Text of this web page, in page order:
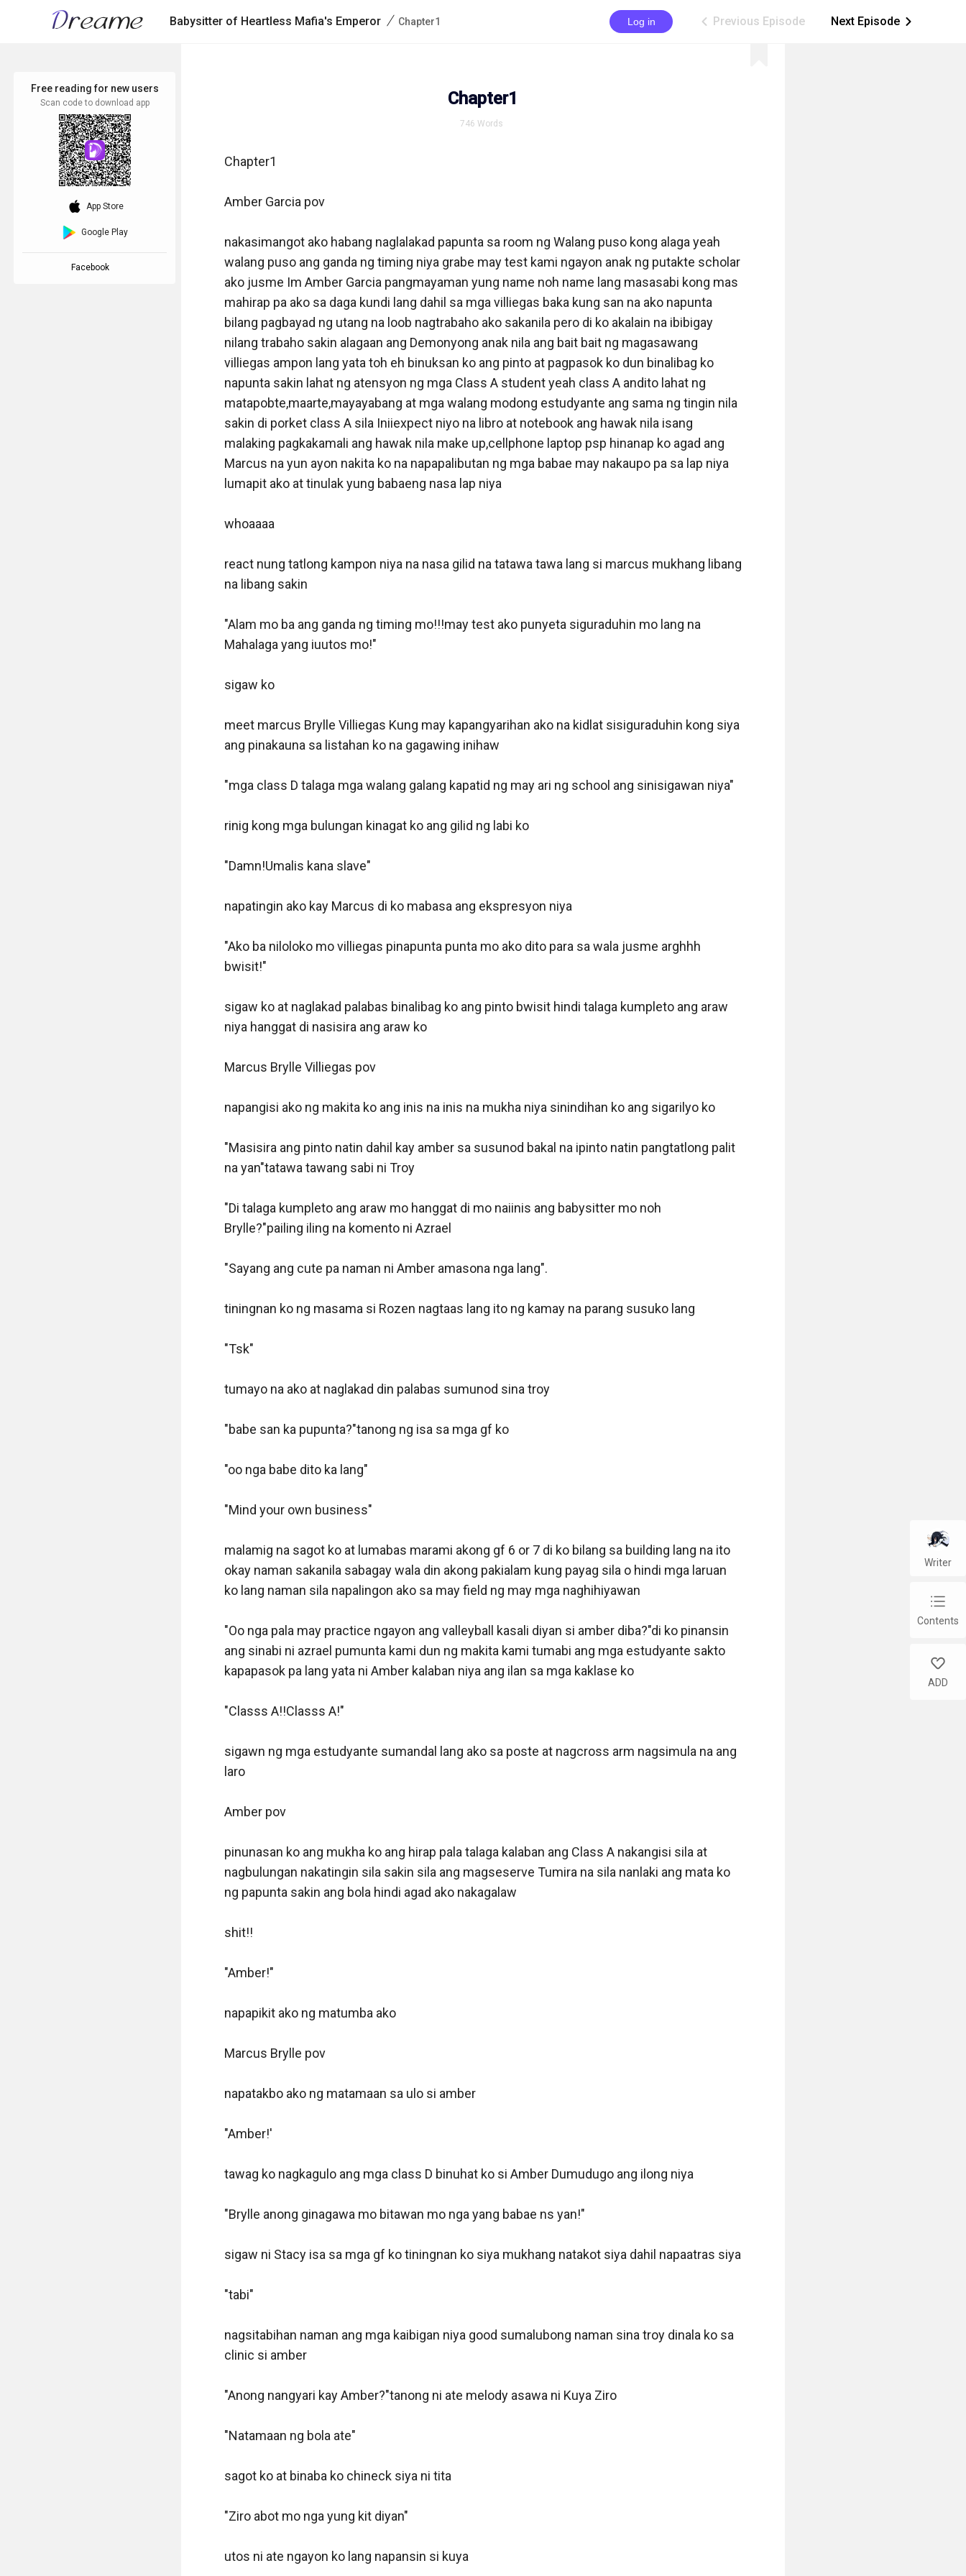
Babysitter of Heartless Mafia's Emperor / Chapter1 Log in ic_arrow_left Previous Episode Next Episode ic_arrow_right
Chapter1
746 Words
Chapter1
Amber Garcia pov
nakasimangot ako habang naglalakad papunta sa room ng Walang puso kong alaga yeah
walang puso ang ganda ng timing niya grabe may test kami ngayon anak ng putakte scholar
ako jusme Im Amber Garcia pangmayaman yung name noh name lang masasabi kong mas
mahirap pa ako sa daga kundi lang dahil sa mga villiegas baka kung san na ako napunta
bilang pagbayad ng utang na loob nagtrabaho ako sakanila pero di ko akalain na ibibigay
nilang trabaho sakin alagaan ang Demonyong anak nila ang bait bait ng magasawang
villiegas ampon lang yata toh eh binuksan ko ang pinto at pagpasok ko dun binalibag ko
napunta sakin lahat ng atensyon ng mga Class A student yeah class A andito lahat ng
matapobte,maarte,mayayabang at mga walang modong estudyante ang sama ng tingin nila
sakin di porket class A sila Iniiexpect niyo na libro at notebook ang hawak nila isang
malaking pagkakamali ang hawak nila make up,cellphone laptop psp hinanap ko agad ang
Marcus na yun ayon nakita ko na napapalibutan ng mga babae may nakaupo pa sa lap niya
lumapit ako at tinulak yung babaeng nasa lap niya
whoaaaa
react nung tatlong kampon niya na nasa gilid na tatawa tawa lang si marcus mukhang libang
na libang sakin
"Alam mo ba ang ganda ng timing mo!!!may test ako punyeta siguraduhin mo lang na
Mahalaga yang iuutos mo!"
sigaw ko
meet marcus Brylle Villiegas Kung may kapangyarihan ako na kidlat sisiguraduhin kong siya
ang pinakauna sa listahan ko na gagawing inihaw
"mga class D talaga mga walang galang kapatid ng may ari ng school ang sinisigawan niya"
rinig kong mga bulungan kinagat ko ang gilid ng labi ko
"Damn!Umalis kana slave"
napatingin ako kay Marcus di ko mabasa ang ekspresyon niya
"Ako ba niloloko mo villiegas pinapunta punta mo ako dito para sa wala jusme arghhh
bwisit!"
sigaw ko at naglakad palabas binalibag ko ang pinto bwisit hindi talaga kumpleto ang araw
niya hanggat di nasisira ang araw ko
Marcus Brylle Villiegas pov
napangisi ako ng makita ko ang inis na inis na mukha niya sinindihan ko ang sigarilyo ko
"Masisira ang pinto natin dahil kay amber sa susunod bakal na ipinto natin pangtatlong palit
na yan"tatawa tawang sabi ni Troy
"Di talaga kumpleto ang araw mo hanggat di mo naiinis ang babysitter mo noh
Brylle?"pailing iling na komento ni Azrael
"Sayang ang cute pa naman ni Amber amasona nga lang".
tiningnan ko ng masama si Rozen nagtaas lang ito ng kamay na parang susuko lang
"Tsk"
tumayo na ako at naglakad din palabas sumunod sina troy
"babe san ka pupunta?"tanong ng isa sa mga gf ko
"oo nga babe dito ka lang"
"Mind your own business"
malamig na sagot ko at lumabas marami akong gf 6 or 7 di ko bilang sa building lang na ito
okay naman sakanila sabagay wala din akong pakialam kung payag sila o hindi mga laruan
ko lang naman sila napalingon ako sa may field ng may mga naghihiyawan
"Oo nga pala may practice ngayon ang valleyball kasali diyan si amber diba?"di ko pinansin
ang sinabi ni azrael pumunta kami dun ng makita kami tumabi ang mga estudyante sakto
kapapasok pa lang yata ni Amber kalaban niya ang ilan sa mga kaklase ko
"Classs A!!Classs A!"
sigawn ng mga estudyante sumandal lang ako sa poste at nagcross arm nagsimula na ang
laro
Amber pov
pinunasan ko ang mukha ko ang hirap pala talaga kalaban ang Class A nakangisi sila at
nagbulungan nakatingin sila sakin sila ang magseserve Tumira na sila nanlaki ang mata ko
ng papunta sakin ang bola hindi agad ako nakagalaw
shit!!
"Amber!"
napapikit ako ng matumba ako
Marcus Brylle pov
napatakbo ako ng matamaan sa ulo si amber
"Amber!'
tawag ko nagkagulo ang mga class D binuhat ko si Amber Dumudugo ang ilong niya
"Brylle anong ginagawa mo bitawan mo nga yang babae ns yan!"
sigaw ni Stacy isa sa mga gf ko tiningnan ko siya mukhang natakot siya dahil napaatras siya
"tabi"
nagsitabihan naman ang mga kaibigan niya good sumalubong naman sina troy dinala ko sa
clinic si amber
"Anong nangyari kay Amber?"tanong ni ate melody asawa ni Kuya Ziro
"Natamaan ng bola ate"
sagot ko at binaba ko chineck siya ni tita
"Ziro abot mo nga yung kit diyan"
utos ni ate ngayon ko lang napansin si kuya
Free reading for new users
Scan code to download app
download_ios App Store
Google Play
Facebook
Writer
chap_list
Contents
like
ADD